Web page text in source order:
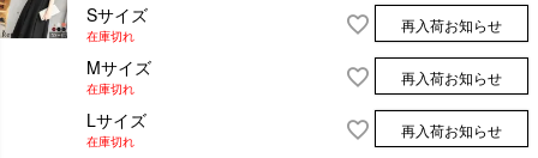
Sサイズ
在庫切れ
再入荷お知らせ
Mサイズ
在庫切れ
再入荷お知らせ
Lサイズ
在庫切れ
再入荷お知らせ